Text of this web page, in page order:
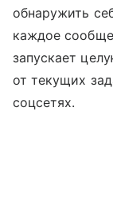
обнаружить
каждое
запускает
от текущих
соцсетях.